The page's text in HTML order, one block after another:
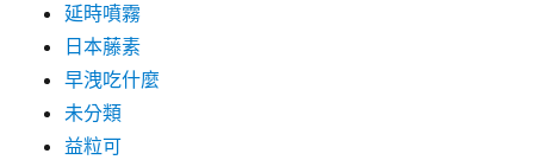
延時噴霧
日本藤素
早洩吃什麼
未分類
益粒可